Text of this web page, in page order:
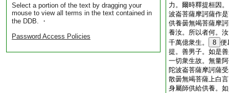
Select a portion of the text by dragging your
mouse to view all terms in the text contained in
the DDB. ・
Password Access Policies
力。爾時釋提桓因
波崙菩薩摩訶薩作
供養曇無竭菩薩摩
養汝。所以者何。
千萬億衆生。
8 便
提。善男子。如是
一切衆生故。無量
陀波崙菩薩摩訶薩
散曇無竭菩薩上白
身屬師供給供養。